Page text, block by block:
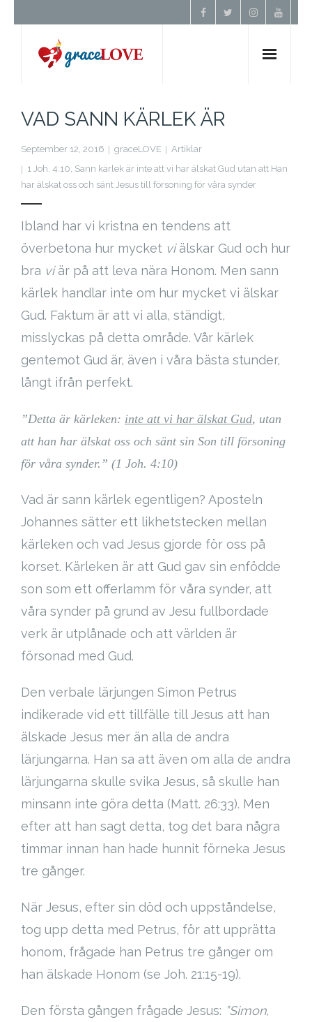
Undervisning
Förbön
Kontakt
Donera
Cart (0Items)
VAD SANN KÄRLEK ÄR
September 12, 2016 graceLOVE
Artiklar
1 Joh. 4:10, Sann kärlek är inte att vi har älskat Gud utan att Han
har älskat oss och sänt Jesus till försoning för våra synder
Ibland har vi kristna en tendens att
överbetona hur mycket vi älskar Gud och hur
bra vi är på att leva nära Honom. Men sann
kärlek handlar inte om hur mycket vi älskar
Gud. Faktum är att vi alla, ständigt,
misslyckas på detta område. Vår kärlek
gentemot Gud är, även i våra bästa stunder,
långt ifrån perfekt.
”Detta är kärleken: inte att vi har älskat Gud, utan
att han har älskat oss och sänt sin Son till försoning
för våra synder.” (1 Joh. 4:10)
Vad är sann kärlek egentligen? Aposteln
Johannes sätter ett likhetstecken mellan
kärleken och vad Jesus gjorde för oss på
korset. Kärleken är att Gud gav sin enfödde
son som ett offerlamm för våra synder, att
våra synder på grund av Jesu fullbordade
verk är utplånade och att världen är
försonad med Gud.
Den verbale lärjungen Simon Petrus
indikerade vid ett tillfälle till Jesus att han
älskade Jesus mer än alla de andra
lärjungarna. Han sa att även om alla de andra
lärjungarna skulle svika Jesus, så skulle han
minsann inte göra detta (Matt. 26:33). Men
efter att han sagt detta, tog det bara några
timmar innan han hade hunnit förneka Jesus
tre gånger.
När Jesus, efter sin död och uppståndelse,
tog upp detta med Petrus, för att upprätta
honom, frågade han Petrus tre gånger om
han älskade Honom (se Joh. 21:15-19).
Den första gången frågade Jesus: ”Simon,